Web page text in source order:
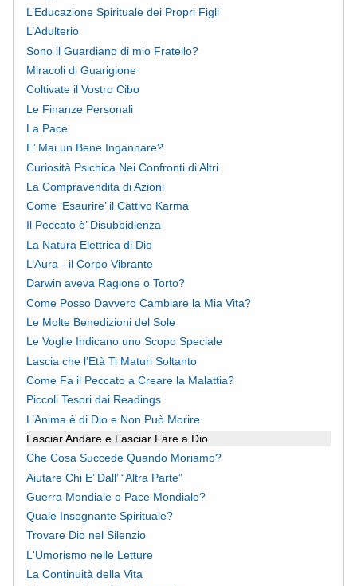
L’Educazione Spirituale dei Propri Figli
L’Adulterio
Sono il Guardiano di mio Fratello?
Miracoli di Guarigione
Coltivate il Vostro Cibo
Le Finanze Personali
La Pace
E’ Mai un Bene Ingannare?
Curiosità Psichica Nei Confronti di Altri
La Compravendita di Azioni
Come ‘Esaurire’ il Cattivo Karma
Il Peccato è’ Disubbidienza
La Natura Elettrica di Dio
L’Aura - il Corpo Vibrante
Darwin aveva Ragione o Torto?
Come Posso Davvero Cambiare la Mia Vita?
Le Molte Benedizioni del Sole
Le Voglie Indicano uno Scopo Speciale
Lascia che l’Età Ti Maturi Soltanto
Come Fa il Peccato a Creare la Malattia?
Piccoli Tesori dai Readings
L’Anima è di Dio e Non Può Morire
Lasciar Andare e Lasciar Fare a Dio
Che Cosa Succede Quando Moriamo?
Aiutare Chi E’ Dall’ “Altra Parte”
Guerra Mondiale o Pace Mondiale?
Quale Insegnante Spirituale?
Trovare Dio nel Silenzio
L'Umorismo nelle Letture
La Continuità della Vita